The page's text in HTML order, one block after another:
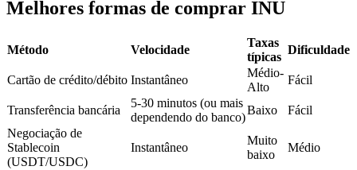
Copiar Trading
Melhores formas de comprar INU
Método Velocidade
Taxas
típicas
Dificuldade
Cartão de crédito/débito Instantâneo
Médio-
Alto
Fácil
Transferência bancária
5-30 minutos (ou mais
dependendo do banco)
Baixo
Fácil
Negociação de
Stablecoin
(USDT/USDC)
Instantâneo
Muito
baixo
Médio